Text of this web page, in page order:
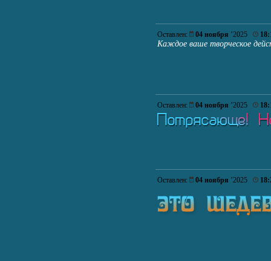
Оставлен: 04 ноября ’2025
Каждое ваше творческое
Оставлен: 04 ноября ’2025
Оставлен: 04 ноября ’2025